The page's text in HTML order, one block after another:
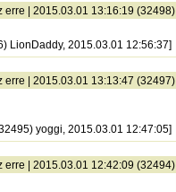
erre | 2015.03.01 13:16:19 (32498)
LionDaddy, 2015.03.01 12:56:37]
erre | 2015.03.01 13:13:47 (32497)
yoggi, 2015.03.01 12:47:05]
erre | 2015.03.01 12:42:09 (32494)